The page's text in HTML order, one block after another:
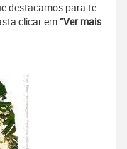
destacamos para te
clicar em“Ver mais